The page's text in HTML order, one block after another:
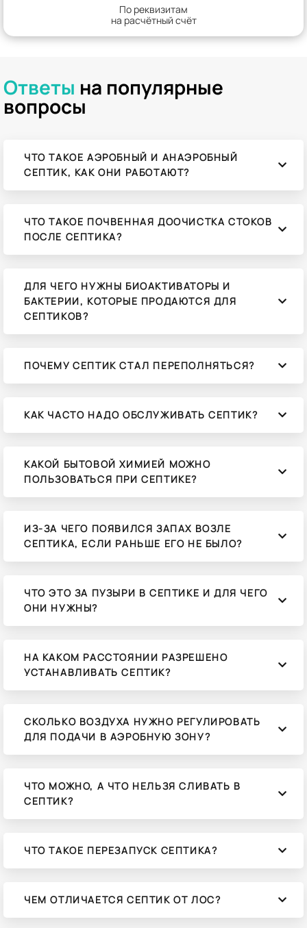
По реквизитам
на расчётный счёт
Ответы на популярные
вопросы
ЧТО ТАКОЕ АЭРОБНЫЙ И АНАЭРОБНЫЙ
СЕПТИК, КАК ОНИ РАБОТАЮТ?
ЧТО ТАКОЕ ПОЧВЕННАЯ ДООЧИСТКА СТОКОВ
ПОСЛЕ СЕПТИКА?
ДЛЯ ЧЕГО НУЖНЫ БИОАКТИВАТОРЫ И
БАКТЕРИИ, КОТОРЫЕ ПРОДАЮТСЯ ДЛЯ
СЕПТИКОВ?
ПОЧЕМУ СЕПТИК СТАЛ ПЕРЕПОЛНЯТЬСЯ?
КАК ЧАСТО НАДО ОБСЛУЖИВАТЬ СЕПТИК?
КАКОЙ БЫТОВОЙ ХИМИЕЙ МОЖНО
ПОЛЬЗОВАТЬСЯ ПРИ СЕПТИКЕ?
ИЗ-ЗА ЧЕГО ПОЯВИЛСЯ ЗАПАХ ВОЗЛЕ
СЕПТИКА, ЕСЛИ РАНЬШЕ ЕГО НЕ БЫЛО?
ЧТО ЭТО ЗА ПУЗЫРИ В СЕПТИКЕ И ДЛЯ ЧЕГО
ОНИ НУЖНЫ?
НА КАКОМ РАССТОЯНИИ РАЗРЕШЕНО
УСТАНАВЛИВАТЬ СЕПТИК?
СКОЛЬКО ВОЗДУХА НУЖНО РЕГУЛИРОВАТЬ
ДЛЯ ПОДАЧИ В АЭРОБНУЮ ЗОНУ?
ЧТО МОЖНО, А ЧТО НЕЛЬЗЯ СЛИВАТЬ В
СЕПТИК?
ЧТО ТАКОЕ ПЕРЕЗАПУСК СЕПТИКА?
ЧЕМ ОТЛИЧАЕТСЯ СЕПТИК ОТ ЛОС?